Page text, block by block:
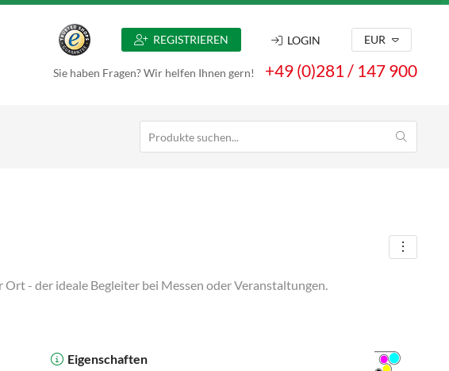
REGISTRIEREN LOGIN EUR
Sie haben Fragen? Wir helfen Ihnen gern! +49 (0)281 / 147 900
- der ideale Begleiter bei Messen oder Veranstaltungen.
Eigenschaften